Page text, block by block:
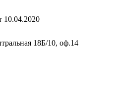
10.04.2020
18Б/10, оф.14